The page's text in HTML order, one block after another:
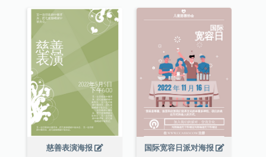
慈善表演海报 国际宽容日派对海报